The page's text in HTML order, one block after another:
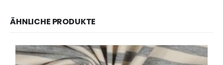
ÄHNLICHE PRODUKTE